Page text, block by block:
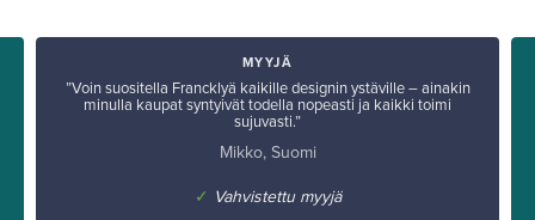
MYYJÄ
”Voin suositella Francklyä kaikille designin ystäville – ainakin
minulla kaupat syntyivät todella nopeasti ja kaikki toimi
sujuvasti.”
Mikko, Suomi
✓ Vahvistettu myyjä